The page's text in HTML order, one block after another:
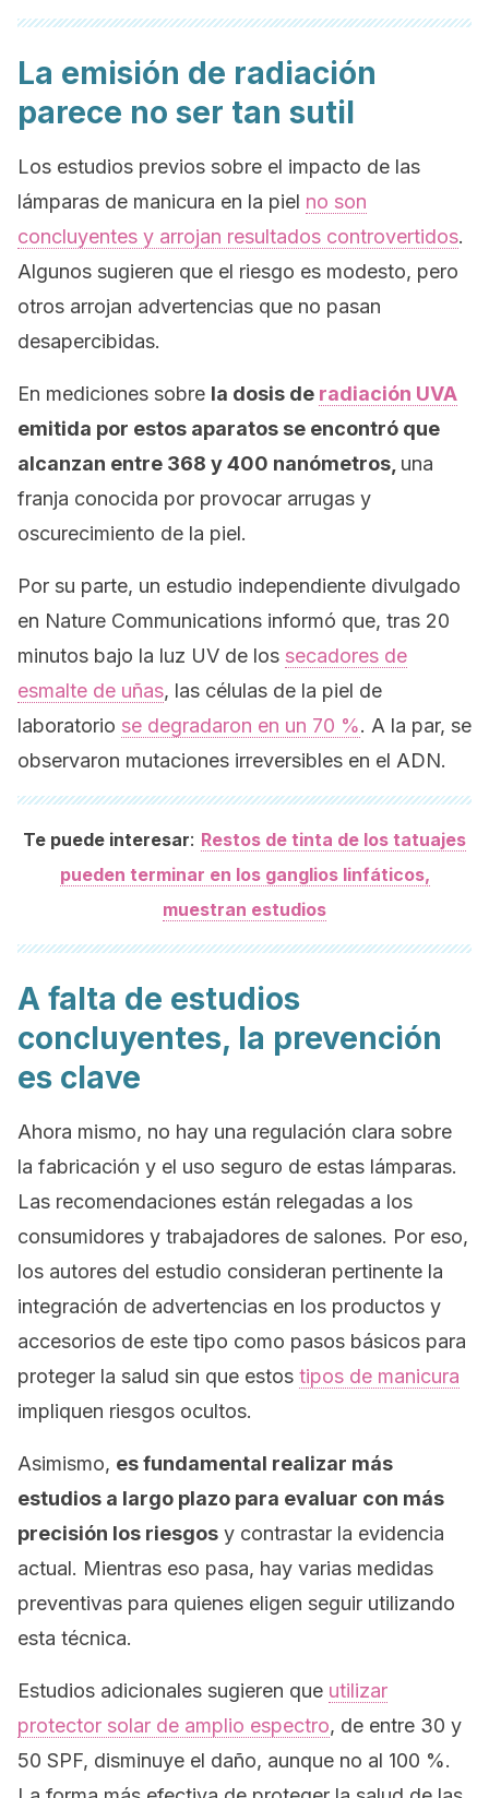
La emisión de radiación
parece no ser tan sutil
Los estudios previos sobre el impacto de las
lámparas de manicura en la piel no son
concluyentes y arrojan resultados controvertidos.
Algunos sugieren que el riesgo es modesto, pero
otros arrojan advertencias que no pasan
desapercibidas.
En mediciones sobre la dosis de radiación UVA
emitida por estos aparatos se encontró que
alcanzan entre 368 y 400 nanómetros, una
franja conocida por provocar arrugas y
oscurecimiento de la piel.
Por su parte, un estudio independiente divulgado
en Nature Communications informó que, tras 20
minutos bajo la luz UV de los secadores de
esmalte de uñas, las células de la piel de
laboratorio se degradaron en un 70 %. A la par, se
observaron mutaciones irreversibles en el ADN.
Te puede interesar: Restos de tinta de los tatuajes
pueden terminar en los ganglios linfáticos,
muestran estudios
A falta de estudios
concluyentes, la prevención
es clave
Ahora mismo, no hay una regulación clara sobre
la fabricación y el uso seguro de estas lámparas.
Las recomendaciones están relegadas a los
consumidores y trabajadores de salones. Por eso,
los autores del estudio consideran pertinente la
integración de advertencias en los productos y
accesorios de este tipo como pasos básicos para
proteger la salud sin que estos tipos de manicura
impliquen riesgos ocultos.
Asimismo, es fundamental realizar más
estudios a largo plazo para evaluar con más
precisión los riesgos y contrastar la evidencia
actual. Mientras eso pasa, hay varias medidas
preventivas para quienes eligen seguir utilizando
esta técnica.
Estudios adicionales sugieren que utilizar
protector solar de amplio espectro, de entre 30 y
50 SPF, disminuye el daño, aunque no al 100 %.